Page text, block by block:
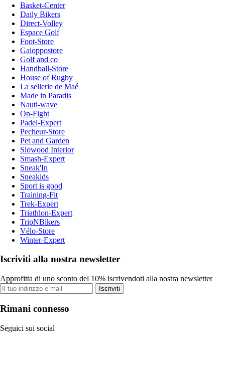
Basket-Center
Daily Bikers
Direct-Volley
Espace Golf
Foot-Store
Galoppostore
Golf and co
Handball-Store
House of Rugby
La sellerie de Maé
Made in Paradis
Nauti-wave
On-Fight
Padel-Expert
Pecheur-Store
Pet and Garden
Slowood Interior
Smash-Expert
Sneak'In
Sneakids
Sport is good
Training-Fit
Trek-Expert
Triathlon-Expert
TripNBikers
Vélo-Store
Winter-Expert
Iscriviti alla nostra newsletter
Approfitta di uno sconto del 10% iscrivendoti alla nostra newsletter
Iscriviti
Rimani connesso
Seguici sui social